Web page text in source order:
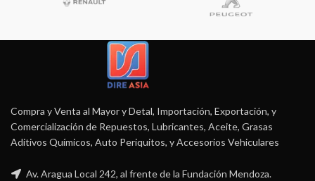
Compra y Venta al Mayor y Detal, Importación, Exportación, y
Comercialización de Repuestos, Lubricantes, Aceite, Grasas
Aditivos Químicos, Auto Periquitos, y Accesorios Vehiculares
Av. Aragua Local 242, al frente de la Fundación Mendoza.